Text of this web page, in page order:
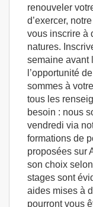
renouveler
d’exercer,
vous inscrire à
natures.
semaine avant
l’opportunité
sommes à
tous les
besoin : nous
vendredi via
formations de
proposées sur
son choix
stages sont
aides mises à
pourront vous